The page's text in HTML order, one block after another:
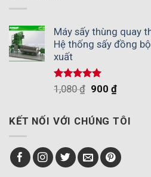
Máy sấy thùng quay
Hệ thống sấy đồng
xuất
Được xếp
hạng
5.00
1,080₫ 900₫
KẾT NỐI VỚI CHÚNG TÔI